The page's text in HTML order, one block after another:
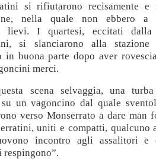
si rifiutarono recisamente e
nella quale non ebbero a
lievi. I quartesi, eccitati dalla
si slanciarono alla
in buona parte dopo aver
merci.
scena selvaggia, una
su un vagoncino dal quale
verso Monserrato a dare man
uniti e compatti, qualcuno
incontro agli assalitori e
respingono”.